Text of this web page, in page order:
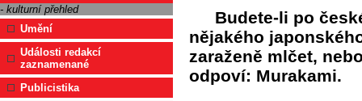
- kulturní přehled
Umění
Události redakcí
zaznamenané
Publicistika
Budete-li po
nějakého
zaraženě mlčet,
odpoví: Murakami.